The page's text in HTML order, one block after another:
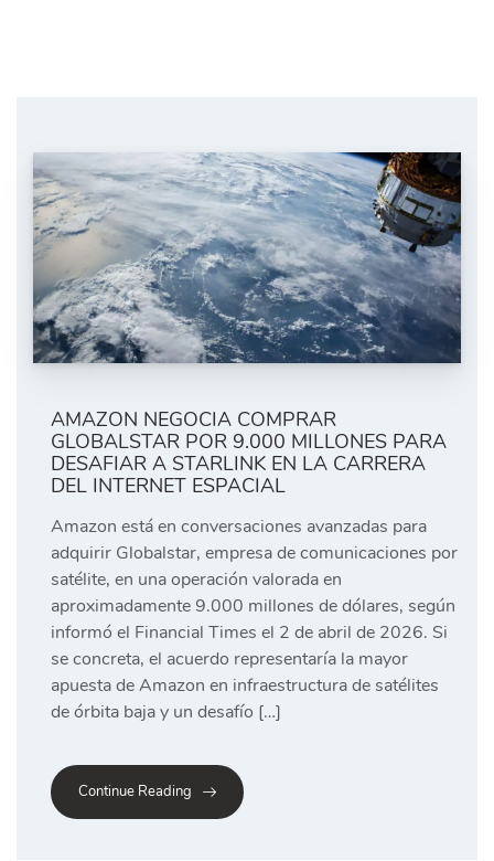
AMAZON NEGOCIA COMPRAR
GLOBALSTAR POR 9.000 MILLONES PARA
DESAFIAR A STARLINK EN LA CARRERA
DEL INTERNET ESPACIAL
Amazon está en conversaciones avanzadas para
adquirir Globalstar, empresa de comunicaciones por
satélite, en una operación valorada en
aproximadamente 9.000 millones de dólares, según
informó el Financial Times el 2 de abril de 2026. Si
se concreta, el acuerdo representaría la mayor
apuesta de Amazon en infraestructura de satélites
de órbita baja y un desafío […]
Continue Reading